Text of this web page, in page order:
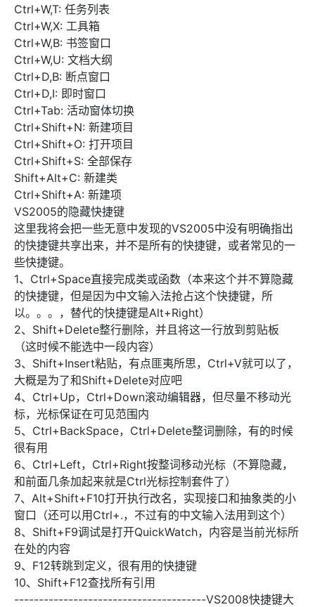
Ctrl+W,T: 任务列表
Ctrl+W,X: 工具箱
Ctrl+W,B: 书签窗口
Ctrl+W,U: 文档大纲
Ctrl+D,B: 断点窗口
Ctrl+D,I: 即时窗口
Ctrl+Tab: 活动窗体切换
Ctrl+Shift+N: 新建项目
Ctrl+Shift+O: 打开项目
Ctrl+Shift+S: 全部保存
Shift+Alt+C: 新建类
Ctrl+Shift+A: 新建项
VS2005的隐藏快捷键
这里我将会把一些无意中发现的VS2005中没有明确指出
的快捷键共享出来，并不是所有的快捷键，或者常见的一
些快捷键。
1、Ctrl+Space直接完成类或函数（本来这个并不算隐藏
的快捷键，但是因为中文输入法抢占这个快捷键，所
以。。。，替代的快捷键是Alt+Right）
2、Shift+Delete整行删除，并且将这一行放到剪贴板
（这时候不能选中一段内容）
3、Shift+Insert粘贴，有点匪夷所思，Ctrl+V就可以了，
大概是为了和Shift+Delete对应吧
4、Ctrl+Up，Ctrl+Down滚动编辑器，但尽量不移动光
标，光标保证在可见范围内
5、Ctrl+BackSpace，Ctrl+Delete整词删除，有的时候
很有用
6、Ctrl+Left，Ctrl+Right按整词移动光标（不算隐藏，
和前面几条加起来就是Ctrl光标控制套件了）
7、Alt+Shift+F10打开执行改名，实现接口和抽象类的小
窗口（还可以用Ctrl+.，不过有的中文输入法用到这个）
8、Shift+F9调试是打开QuickWatch，内容是当前光标所
在处的内容
9、F12转跳到定义，很有用的快捷键
10、Shift+F12查找所有引用
---------------------------------------VS2008快捷键大